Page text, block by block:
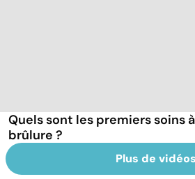
Quels sont les premiers soins
brûlure ?
Plus de vidéos